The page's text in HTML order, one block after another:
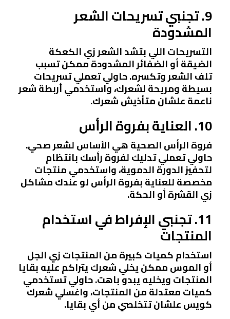
9. تجنبي تسريحات الشعر
المشدودة
التسريحات اللي بتشد الشعر زي الكعكة
الضيقة أو الضفائر المشدودة ممكن تسبب
تلف الشعر وتكسره. حاولي تعملي تسريحات
بسيطة ومريحة لشعرك، واستخدمي أربطة شعر
ناعمة علشان متأذيش شعرك.
10. العناية بفروة الرأس
فروة الرأس الصحية هي الأساس لشعر صحي.
حاولي تعملي تدليك لفروة رأسك بانتظام
لتحفيز الدورة الدموية، واستخدمي منتجات
مخصصة للعناية بفروة الرأس لو عندك مشاكل
زي القشرة أو الحكة.
11. تجنبي الإفراط في استخدام
المنتجات
استخدام كميات كبيرة من المنتجات زي الجل
أو الموس ممكن يخلي شعرك يتراكم عليه بقايا
المنتجات ويخليه يبدو باهت. حاولي تستخدمي
كميات معتدلة من المنتجات، واغسلي شعرك
كويس علشان تتخلصي من أي بقايا.